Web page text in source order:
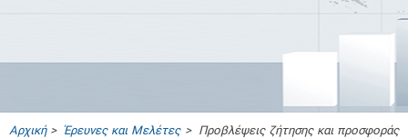
Αρχική>Έρευνες και Μελέτες> Προβλέψεις ζήτησης και προσφοράς